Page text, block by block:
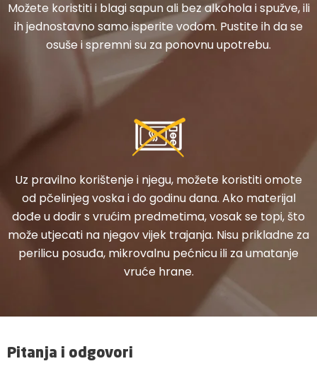
Možete koristiti i blagi sapun ali bez alkohola i spužve, ili
ih jednostavno samo isperite vodom. Pustite ih da se
osuše i spremni su za ponovnu upotrebu.
Uz pravilno korištenje i njegu, možete koristiti omote
od pčelinjeg voska i do godinu dana. Ako materijal
dođe u dodir s vrućim predmetima, vosak se topi, što
može utjecati na njegov vijek trajanja. Nisu prikladne za
perilicu posuđa, mikrovalnu pećnicu ili za umatanje
vruće hrane.
Pitanja i odgovori